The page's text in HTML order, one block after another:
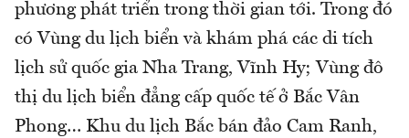
phương phát triển trong thời gian tới. Trong đó
có Vùng du lịch biển và khám phá các di tích
lịch sử quốc gia Nha Trang, Vĩnh Hy; Vùng đô
thị du lịch biển đẳng cấp quốc tế ở Bắc Vân
Phong… Khu du lịch Bắc bán đảo Cam Ranh,